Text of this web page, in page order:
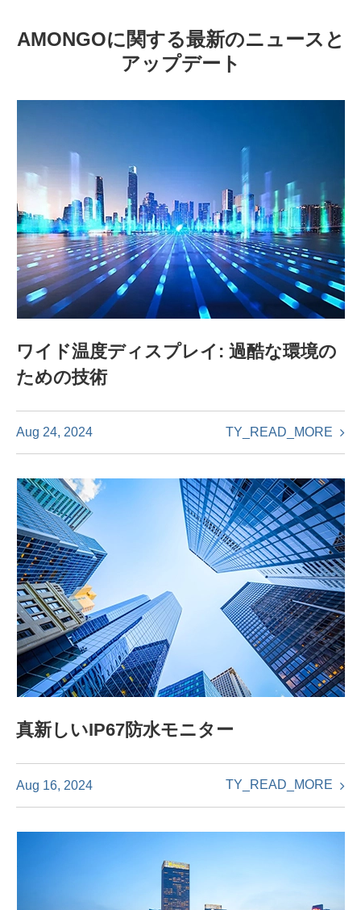
AMONGOに関する最新のニュースと
アップデート
ワイド温度ディスプレイ: 過酷な環境の
ための技術
Aug 24, 2024 TY_READ_MORE
真新しいIP67防水モニター
Aug 16, 2024 TY_READ_MORE